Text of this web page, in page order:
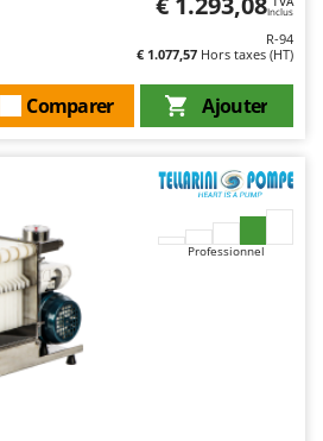
Inclus
R-94
€ 1.077,57 Hors taxes (HT)
Ajouter
Comparer
Professionnel